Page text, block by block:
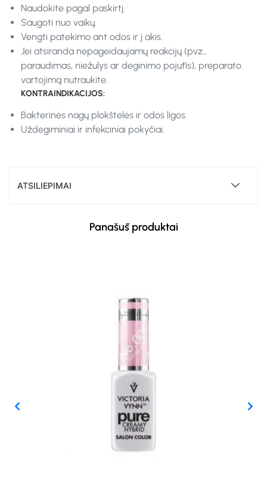
Naudokite pagal paskirtį.
Saugoti nuo vaikų.
Vengti patekimo ant odos ir į akis.
Jei atsiranda nepageidaujamų reakcijų (pvz.,
paraudimas, niežulys ar deginimo pojūtis), preparato
vartojimą nutraukite.
KONTRAINDIKACIJOS:
Bakterinės nagų plokštelės ir odos ligos.
Uždegiminiai ir infekciniai pokyčiai.
ATSILIEPIMAI
Panašūs produktai